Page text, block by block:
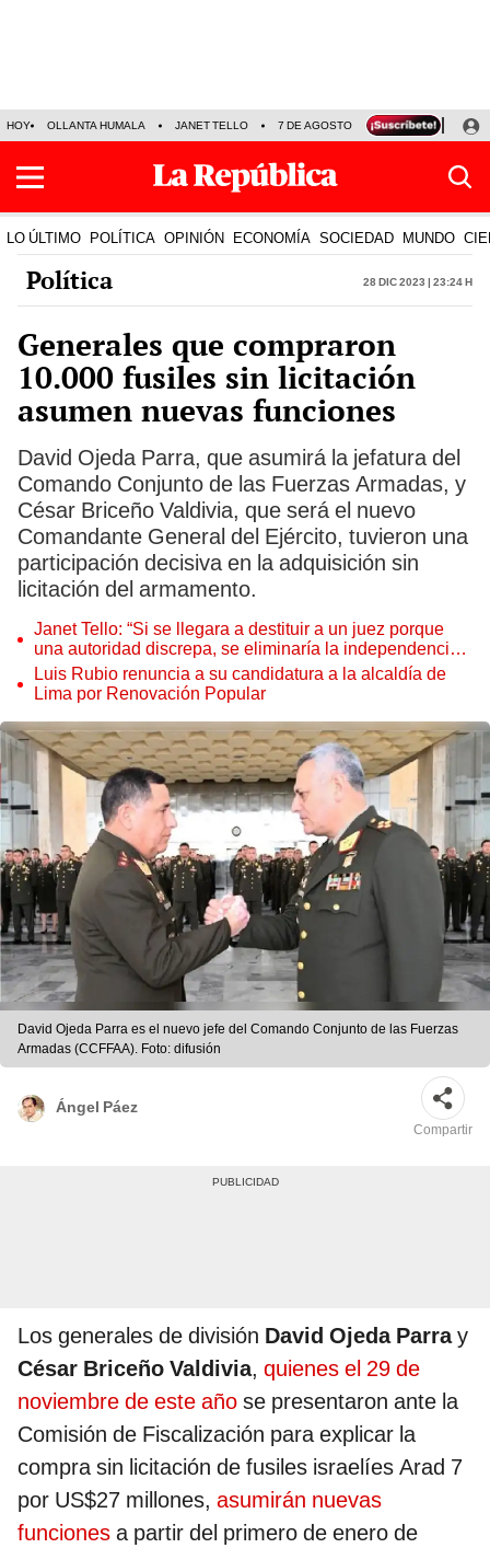
HOY OLLANTA HUMALA JANET TELLO 7 DE AGOSTO TINKA RESULTADOS
LO ÚLTIMO POLÍTICA OPINIÓN ECONOMÍA SOCIEDAD MUNDO
Política 28 Dic 2023 | 23:24 h
Generales que compraron
10.000 fusiles sin licitación
asumen nuevas funciones
David Ojeda Parra, que asumirá la jefatura del
Comando Conjunto de las Fuerzas Armadas, y
César Briceño Valdivia, que será el nuevo
Comandante General del Ejército, tuvieron una
participación decisiva en la adquisición sin
licitación del armamento.
Janet Tello: “Si se llegara a destituir a un juez porque
una autoridad discrepa, se eliminaría la independencia
judicial”
Luis Rubio renuncia a su candidatura a la alcaldía de
Lima por Renovación Popular
David Ojeda Parra es el nuevo jefe del Comando Conjunto de las Fuerzas
Armadas (CCFFAA). Foto: difusión
Ángel Páez
Compartir
Los generales de división David Ojeda Parray
César Briceño Valdivia, quienes el 29 de
noviembre de este año se presentaron ante la
Comisión de Fiscalización para explicar la
compra sin licitación de fusiles israelíes Arad 7
por US$27 millones, asumirán nuevas
funciones a partir del primero de enero de